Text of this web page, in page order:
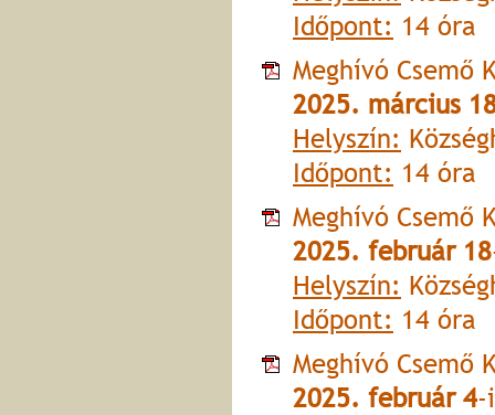
Időpont: 14 óra
Meghívó Csemő
2025. március
Helyszín:
Időpont: 14 óra
Meghívó Csemő
2025. február 18
Helyszín:
Időpont: 14 óra
Meghívó Csemő
2025. február 4-